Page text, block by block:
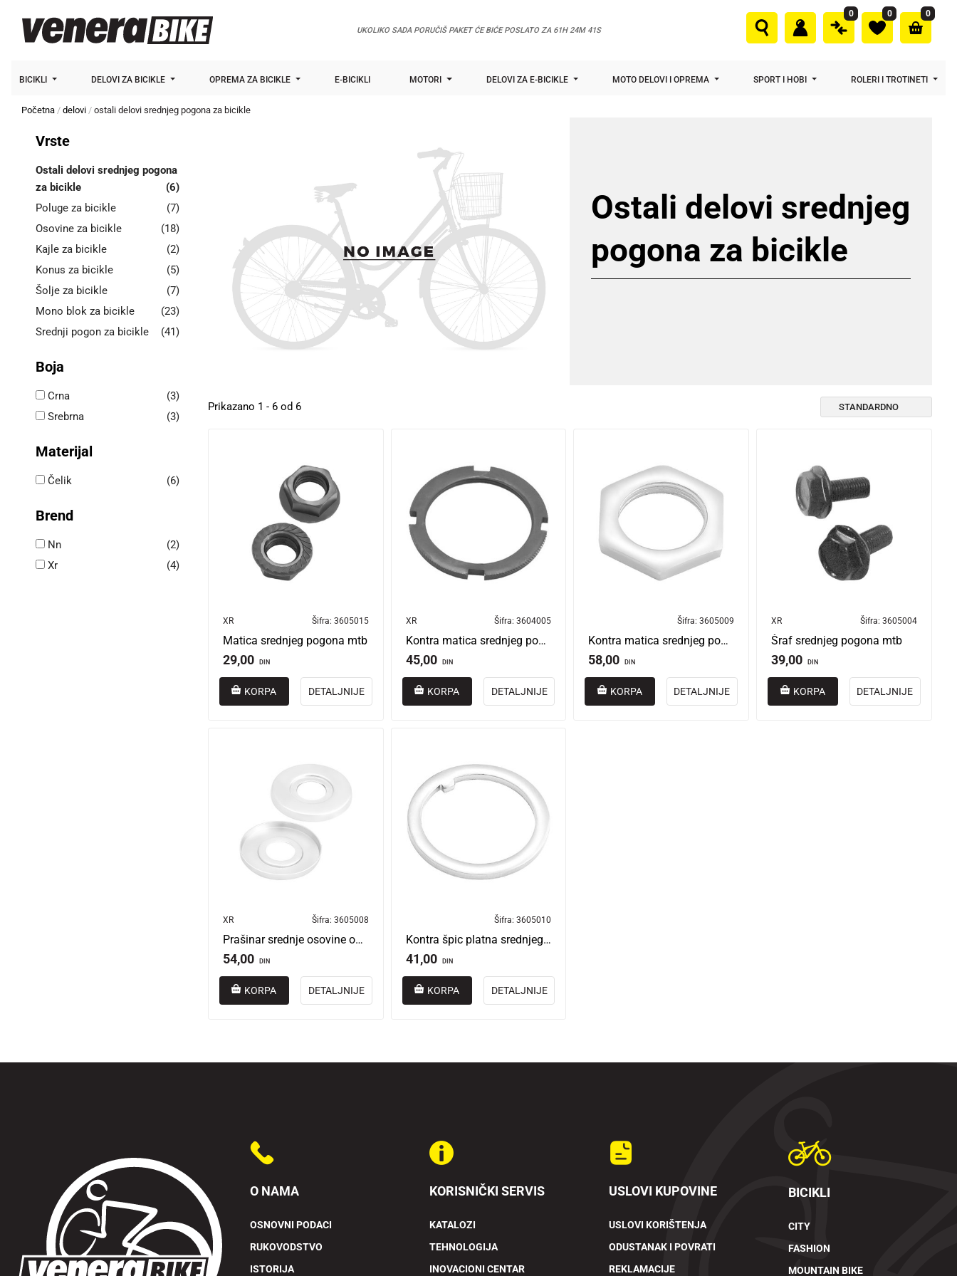
UKOLIKO SADA PORUČIŠ PAKET ĆE BIĆE POSLATO ZA 61H 24M 41S
0 0 0
BICIKLI DELOVI ZA BICIKLE OPREMA ZA BICIKLE E-BICIKLI MOTORI DELOVI ZA E-BICIKLE MOTO DELOVI I OPREMA SPORT I HOBI ROLERI I TROTINETI
Početna delovi ostali delovi srednjeg pogona za bicikle
Vrste
Ostali delovi srednjeg pogona
za bicikle
(6)
Poluge za bicikle
(7)
Osovine za bicikle
(18)
Kajle za bicikle
(2)
Konus za bicikle
(5)
Šolje za bicikle
(7)
Mono blok za bicikle
(23)
Srednji pogon za bicikle
(41)
Boja
(3)
Crna
(3)
Srebrna
Materijal
(6)
Čelik
Brend
(2)
Nn
(4)
Xr
Ostali delovi srednjeg
pogona za bicikle
Prikazano 1 - 6 od 6
XR Šifra: 3605015
Matica srednjeg pogona mtb
29,00 DIN
KORPA DETALJNIJE
XR Šifra:3604005
Kontra matica srednjeg pogona 34.8mm crna
45,00 DIN
KORPA DETALJNIJE
Šifra:3605009
Kontra matica srednjeg pogona obična tw
58,00 DIN
KORPA DETALJNIJE
XR Šifra: 3605004
Šraf srednjeg pogona mtb
39,00 DIN
KORPA DETALJNIJE
XR Šifra: 3605008
Prašinar srednje osovine običan tw
54,00 DIN
KORPA DETALJNIJE
Šifra:3605010
Kontra špic platna srednjeg pogona obična tw
41,00 DIN
KORPA DETALJNIJE
O NAMA
OSNOVNI PODACI
RUKOVODSTVO
ISTORIJA
KORISNIČKI SERVIS
KATALOZI
TEHNOLOGIJA
INOVACIONI CENTAR
USLOVI KUPOVINE
USLOVI KORIŠTENJA
ODUSTANAK I POVRATI
REKLAMACIJE
BICIKLI
CITY
FASHION
MOUNTAIN BIKE